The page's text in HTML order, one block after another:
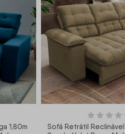
1,80m
Sofá Retrátil